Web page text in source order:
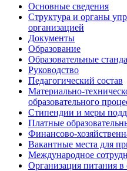
Основные сведения
Структура и органы
организацией
Документы
Образование
Образовательные
Руководство
Педагогический состав
Материально-
образовательного
Стипендии и меры
Платные
Финансово-
Вакантные места для
Международное
Организация питания в